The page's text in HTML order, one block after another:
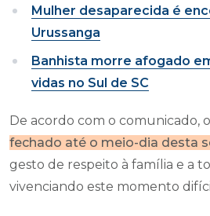
Mulher desaparecida é
Urussanga
Banhista morre afogado
vidas no Sul de SC
De acordo com o comunicado, o
fechado até o meio-dia desta
gesto de respeito à família e a
vivenciando este momento